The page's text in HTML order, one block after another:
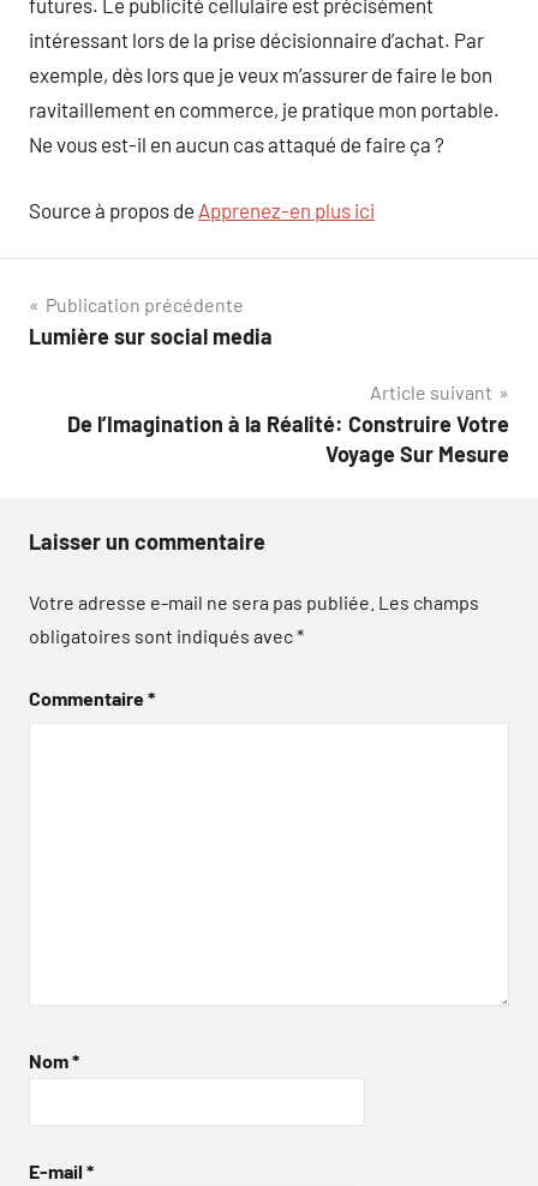
futures. Le publicité cellulaire est précisément
intéressant lors de la prise décisionnaire d’achat. Par
exemple, dès lors que je veux m’assurer de faire le bon
ravitaillement en commerce, je pratique mon portable.
Ne vous est-il en aucun cas attaqué de faire ça ?
Source à propos de Apprenez-en plus ici
Navigation
de
Publication précédente
Lumière sur social media
Article suivant
De l’Imagination à la Réalité: Construire Votre
Voyage Sur Mesure
Laisser un commentaire
Votre adresse e-mail ne sera pas publiée. Les champs
obligatoires sont indiqués avec*
Commentaire*
Nom*
E-mail *